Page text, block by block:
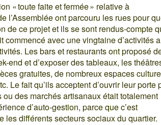
« toute faite et fermée » relative à
l’Assemblée ont parcouru les rues pour
de ce projet et ils se sont rendus-compte
avec une vingtaine d’activités
Les bars et restaurants ont proposé
end et d’exposer des tableaux, les
gratuites, de nombreux espaces
Le fait qu’ils acceptent d’ouvrir leur porte
des marchés artisanaux était totalement
d’auto-gestion, parce que c’est
les différents secteurs sociaux du quartier.